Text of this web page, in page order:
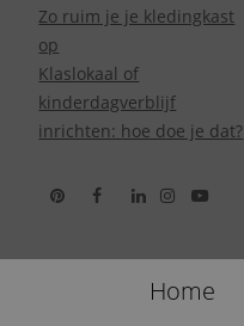
Zo ruim je je kledingkast
op
Klaslokaal of
kinderdagverblijf
inrichten: hoe doe je dat?
Home